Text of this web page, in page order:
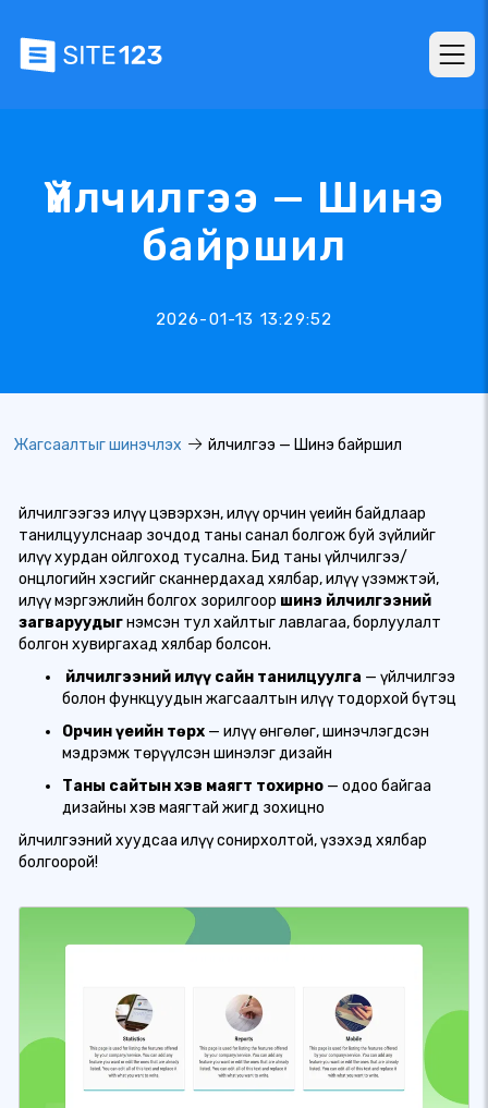
Үйлчилгээ — Шинэ
байршил
2026-01-13 13:29:52
Жагсаалтыг шинэчлэх Үйлчилгээ — Шинэ байршил
Үйлчилгээгээ илүү цэвэрхэн, илүү орчин үеийн байдлаар
танилцуулснаар зочдод таны санал болгож буй зүйлийг
илүү хурдан ойлгоход тусална. Бид таны үйлчилгээ/
онцлогийн хэсгийг сканнердахад хялбар, илүү үзэмжтэй,
илүү мэргэжлийн болгох зорилгоор шинэ Үйлчилгээний
загваруудыгнэмсэн тул хайлтыг лавлагаа, борлуулалт
болгон хувиргахад хялбар болсон.
Үйлчилгээний илүү сайн танилцуулга — үйлчилгээ
болон функцуудын жагсаалтын илүү тодорхой бүтэц
Орчин үеийн төрх — илүү өнгөлөг, шинэчлэгдсэн
мэдрэмж төрүүлсэн шинэлэг дизайн
Таны сайтын хэв маягт тохирно — одоо байгаа
дизайны хэв маягтай жигд зохицно
Үйлчилгээний хуудсаа илүү сонирхолтой, үзэхэд хялбар
болгоорой!